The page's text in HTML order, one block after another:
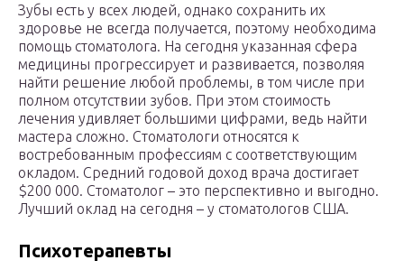
Зубы есть у всех людей, однако сохранить их
здоровье не всегда получается, поэтому необходима
помощь стоматолога. На сегодня указанная сфера
медицины прогрессирует и развивается, позволяя
найти решение любой проблемы, в том числе при
полном отсутствии зубов. При этом стоимость
лечения удивляет большими цифрами, ведь найти
мастера сложно. Стоматологи относятся к
востребованным профессиям с соответствующим
окладом. Средний годовой доход врача достигает
$200 000. Стоматолог – это перспективно и выгодно.
Лучший оклад на сегодня – у стоматологов США.
Психотерапевты